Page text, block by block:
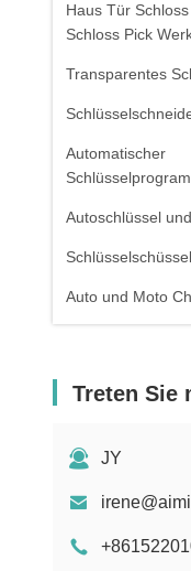
Haus Tür
Schloss Pick
Transparentes
Automatischer
Autoschlüssel
Auto und Moto
Treten Sie mit
JY